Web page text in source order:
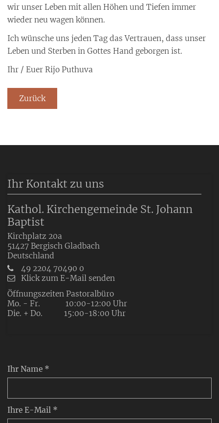
wir unser Leben mit allen Höhen und Tiefen immer
wieder neu wagen können.
Ich wünsche uns jeden Tag das Vertrauen, dass unser
Leben und Sterben in Gottes Hand geborgen ist.
Ihr / Euer Rijo Puthuva
Zurück
Ihr Name *
Ihre E-Mail *
Ihr Kontakt zu uns
Kathol. Kirchengemeinde St. Johann
Baptist
Kirchplatz 20a
51427 Bergisch Gladbach
Deutschland
49 2204 70490 0
Klick zum E-Mail senden
Öffnungszeiten Pastoralbüro
Mo. - Fr. 10:00-12:00 Uhr
Die. + Do. 15:00-18:00 Uhr